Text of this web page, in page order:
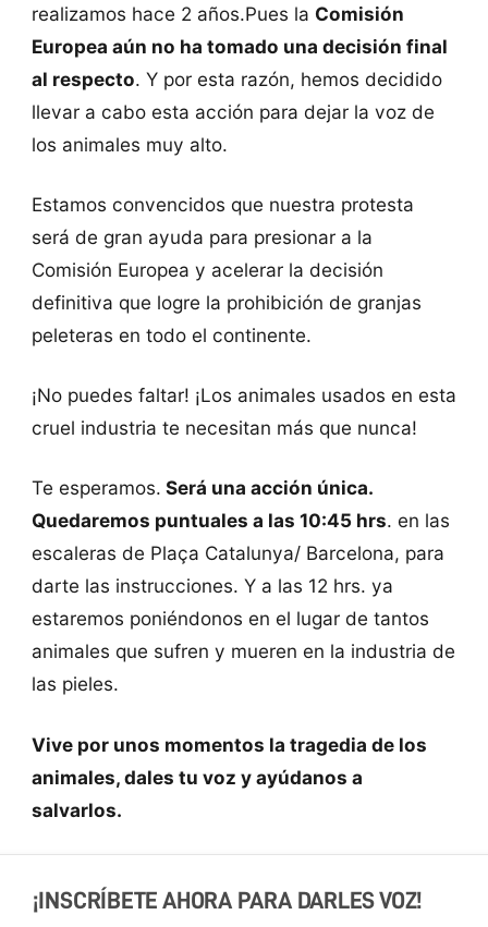
realizamos hace 2 años.Pues la Comisión
Europea aún no ha tomado una decisión final
al respecto. Y por esta razón, hemos decidido
llevar a cabo esta acción para dejar la voz de
los animales muy alto.
Estamos convencidos que nuestra protesta
será de gran ayuda para presionar a la
Comisión Europea y acelerar la decisión
definitiva que logre la prohibición de granjas
peleteras en todo el continente.
¡No puedes faltar! ¡Los animales usados en esta
cruel industria te necesitan más que nunca!
Te esperamos. Será una acción única.
Quedaremos puntuales a las 10:45 hrs. en las
escaleras de Plaça Catalunya/ Barcelona, para
darte las instrucciones. Y a las 12 hrs. ya
estaremos poniéndonos en el lugar de tantos
animales que sufren y mueren en la industria de
las pieles.
Vive por unos momentos la tragedia de los
animales, dales tu voz y ayúdanos a
salvarlos.
¡INSCRÍBETE AHORA PARA DARLES VOZ!